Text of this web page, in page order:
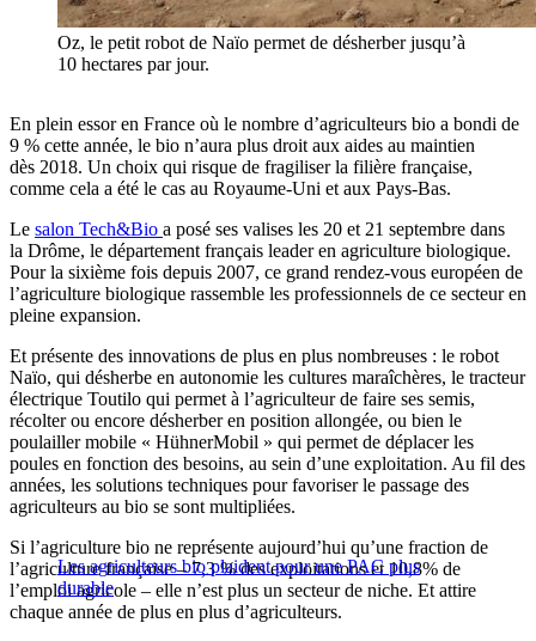
Oz, le petit robot de Naïo permet de désherber jusqu’à
10 hectares par jour.
En plein essor en France où le nombre d’agriculteurs bio a bondi de
9 % cette année, le bio n’aura plus droit aux aides au maintien
dès 2018. Un choix qui risque de fragiliser la filière française,
comme cela a été le cas au Royaume-Uni et aux Pays-Bas.
Le salon Tech&Bio a posé ses valises les 20 et 21 septembre dans
la Drôme, le département français leader en agriculture biologique.
Pour la sixième fois depuis 2007, ce grand rendez-vous européen de
l’agriculture biologique rassemble les professionnels de ce secteur en
pleine expansion.
Et présente des innovations de plus en plus nombreuses : le robot
Naïo, qui désherbe en autonomie les cultures maraîchères, le tracteur
électrique Toutilo qui permet à l’agriculteur de faire ses semis,
récolter ou encore désherber en position allongée, ou bien le
poulailler mobile « HühnerMobil » qui permet de déplacer les
poules en fonction des besoins, au sein d’une exploitation. Au fil des
années, les solutions techniques pour favoriser le passage des
agriculteurs au bio se sont multipliées.
Les agriculteurs bio plaident pour une PAC plus
durable
Si l’agriculture bio ne représente aujourd’hui qu’une fraction de
l’agriculture française – 7,3 % des exploitations et 10,8% de
l’emploi agricole – elle n’est plus un secteur de niche. Et attire
chaque année de plus en plus d’agriculteurs.